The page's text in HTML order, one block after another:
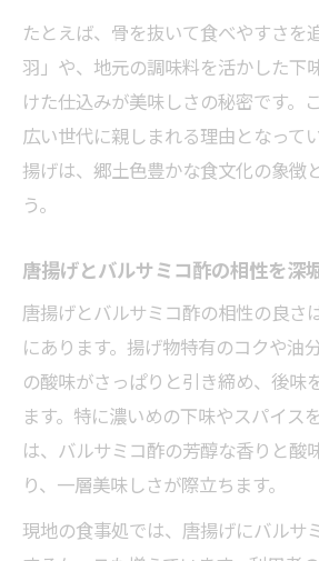
創造性豊かな唐揚げが旅
老舗と新店が生み出す唐
限定メニューで感じる唐揚
さ
伝統技法と現代アレンジ
たとえば、骨を抜いて食べやすさを
羽」や、地元の調味料を活かした下
けた仕込みが美味しさの秘密です。
広い世代に親しまれる理由となって
揚げは、郷土色豊かな食文化の象徴
う。
唐揚げとバルサミコ酢の相性を深
唐揚げとバルサミコ酢の相性の良さ
にあります。揚げ物特有のコクや油
の酸味がさっぱりと引き締め、後味
ます。特に濃いめの下味やスパイス
は、バルサミコ酢の芳醇な香りと酸
り、一層美味しさが際立ちます。
現地の食事処では、唐揚げにバルサ